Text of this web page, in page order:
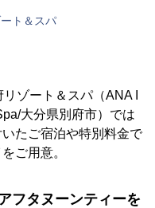
ト＆スパ
ゾート＆スパ（ANA I
大分県別府市）では
たご宿泊や特別料金で
ご用意。
フタヌーンティーを